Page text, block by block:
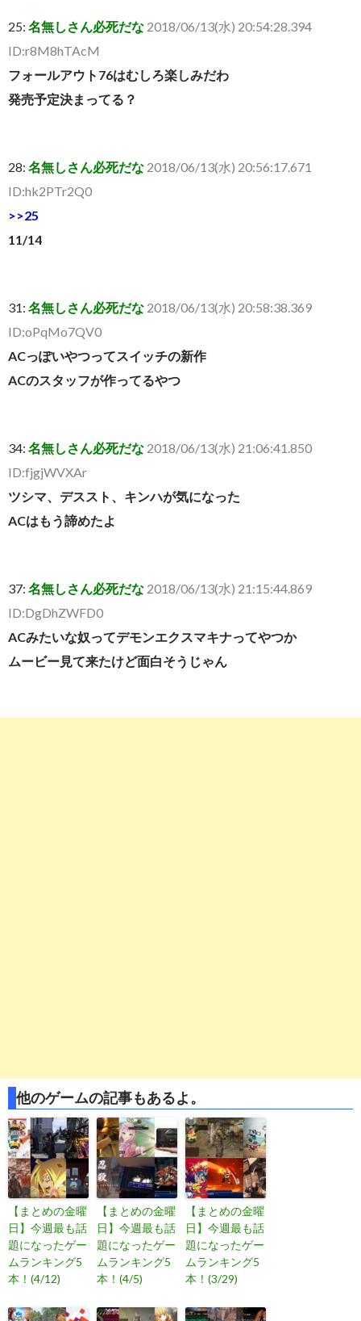
25: 名無しさん必死だな 2018/06/13(水) 20:54:28.394
ID:r8M8hTAcM
フォールアウト76はむしろ楽しみだわ
発売予定決まってる？
28: 名無しさん必死だな 2018/06/13(水) 20:56:17.671
ID:hk2PTr2Q0
>>25
11/14
31: 名無しさん必死だな 2018/06/13(水) 20:58:38.369
ID:oPqMo7QV0
ACっぽいやつってスイッチの新作
ACのスタッフが作ってるやつ
34: 名無しさん必死だな 2018/06/13(水) 21:06:41.850
ID:fjgjWVXAr
ツシマ、デススト、キンハが気になった
ACはもう諦めたよ
37: 名無しさん必死だな 2018/06/13(水) 21:15:44.869
ID:DgDhZWFD0
ACみたいな奴ってデモンエクスマキナってやつか
ムービー見て来たけど面白そうじゃん
他のゲームの記事もあるよ。
【まとめの金曜
日】今週最も話
題になったゲー
ムランキング5
本！(4/12)
【まとめの金曜
日】今週最も話
題になったゲー
ムランキング5
本！(4/5)
【まとめの金曜
日】今週最も話
題になったゲー
ムランキング5
本！(3/29)